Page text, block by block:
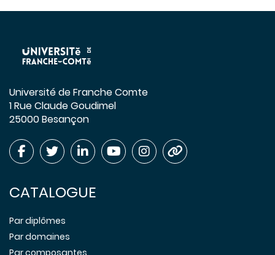
Université de Franche Comte
1 Rue Claude Goudimel
25000 Besançon
CATALOGUE
Par diplômes
Par domaines
Par composantes